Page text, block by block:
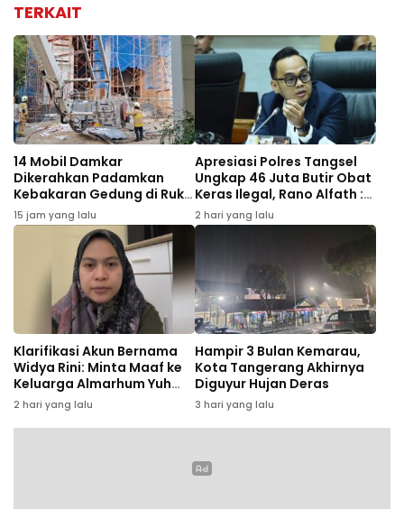
TERKAIT
14 Mobil Damkar
Dikerahkan Padamkan
Kebakaran Gedung di Ruko
Central Cikini
15 jam yang lalu
Apresiasi Polres Tangsel
Ungkap 46 Juta Butir Obat
Keras Ilegal, Rano Alfath :
Bukti Tetap Profesional
Jalankan Tugas
2 hari yang lalu
Klarifikasi Akun Bernama
Widya Rini: Minta Maaf ke
Keluarga Almarhum Yuh
Rizal dan Instansi
2 hari yang lalu
Hampir 3 Bulan Kemarau,
Kota Tangerang Akhirnya
Diguyur Hujan Deras
3 hari yang lalu